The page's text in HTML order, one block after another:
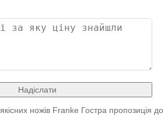
Надіслати
ножів Franke Гостра пропозиція до